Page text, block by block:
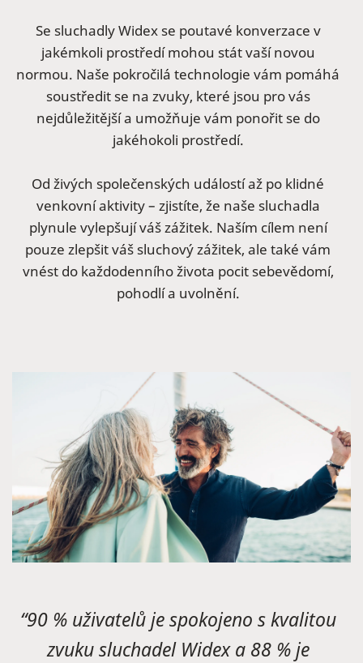
Se sluchadly Widex se poutavé konverzace v
jakémkoli prostředí mohou stát vaší novou
normou. Naše pokročilá technologie vám pomáhá
soustředit se na zvuky, které jsou pro vás
nejdůležitější a umožňuje vám ponořit se do
jakéhokoli prostředí.
Od živých společenských událostí až po klidné
venkovní aktivity – zjistíte, že naše sluchadla
plynule vylepšují váš zážitek. Naším cílem není
pouze zlepšit váš sluchový zážitek, ale také vám
vnést do každodenního života pocit sebevědomí,
pohodlí a uvolnění.
“90 % uživatelů je spokojeno s kvalitou
zvuku sluchadel Widex a 88 % je